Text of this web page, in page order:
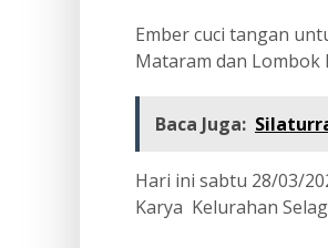
Ember cuci tangan
Mataram dan Lombok
Baca Juga:
Hari ini sabtu 28/03/
Karya Kelurahan